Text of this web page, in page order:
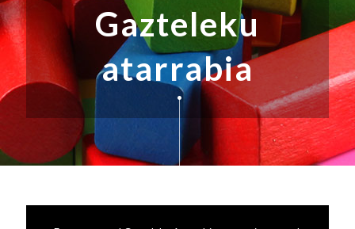
Gazteleku
atarrabia